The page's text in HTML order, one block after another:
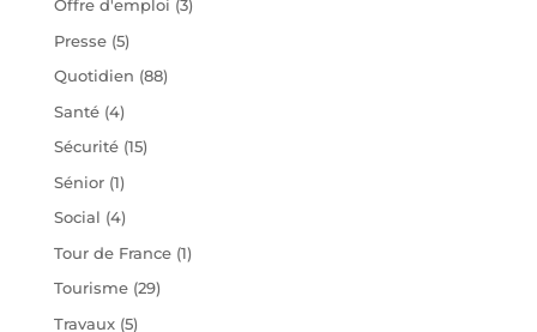
Offre d'emploi (3)
Presse(5)
Quotidien (88)
Santé(4)
Sécurité(15)
Sénior(1)
Social (4)
Tour de France(1)
Tourisme(29)
Travaux(5)